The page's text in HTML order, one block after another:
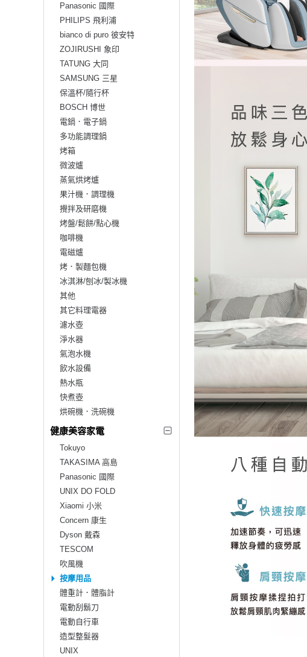
Panasonic 國際
PHILIPS 飛利浦
bianco di puro 彼安特
ZOJIRUSHI 象印
TATUNG 大同
SAMSUNG 三星
保溫杯/隨行杯
BOSCH 博世
電鍋．電子鍋
多功能調理鍋
烤箱
微波爐
蒸氣烘烤爐
果汁機．調理機
攪拌及研磨機
烤盤/鬆餅/點心機
咖啡機
電磁爐
烤．製麵包機
冰淇淋/刨冰/製冰機
其他
其它料理電器
濾水壺
淨水器
氣泡水機
飲水設備
熱水瓶
快煮壺
烘碗機．洗碗機
健康美容家電
Tokuyo
TAKASIMA 高島
Panasonic 國際
UNIX DO FOLD
Xiaomi 小米
Concern 康生
Dyson 戴森
TESCOM
吹風機
按摩用品
體重計．體脂計
電動刮鬍刀
電動自行車
造型整髮器
UNIX